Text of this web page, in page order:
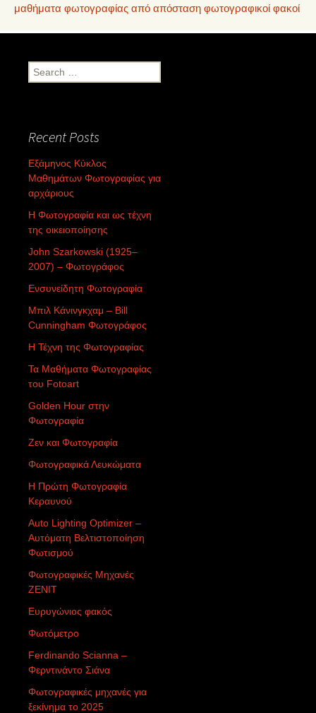
μαθήματα φωτογραφίας από απόσταση φωτογραφικοί φακοί
Search
for:
Recent Posts
Εξάμηνος Κύκλος
Μαθημάτων Φωτογραφίας για
αρχάριους
Η Φωτογραφία και ως τέχνη
της οικειοποίησης
John Szarkowski (1925–
2007) – Φωτογράφος
Ενσυνείδητη Φωτογραφία
Μπιλ Κάνινγκχαμ – Bill
Cunningham Φωτογράφος
Η Τέχνη της Φωτογραφίας
Τα Μαθήματα Φωτογραφίας
του Fotoart
Golden Hour στην
Φωτογραφία
Ζεν και Φωτογραφία
Φωτογραφικά Λευκώματα
Η Πρώτη Φωτογραφία
Κεραυνού
Auto Lighting Optimizer –
Αυτόματη Βελτιστοποίηση
Φωτισμού
Φωτογραφικές Μηχανές
ZENIT
Ευρυγώνιος φακός
Φωτόμετρο
Ferdinando Scianna –
Φερντινάντο Σιάνα
Φωτογραφικές μηχανές για
ξεκίνημα το 2025